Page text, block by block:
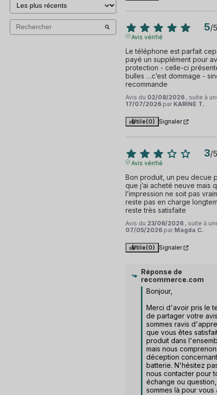
5/5
Avis vérifié
Le téléphone est parfait
payé un supplément pour
protection - celle-ci
bulles …c’est dommage -
recommande
Avis du 02/08/2026 , suite à
17/07/2026 par KARINE T.
Utile(0) Signaler
3/5
Avis vérifié
Bon produit, un peu decue
que j’ai acheté neuve mais
l’impression ne soit pas
reste pas en charge
reste très satisfaite
Avis du 23/06/2026 , suite à
07/05/2026 par Magda C.
Utile(0) Signaler
Réponse de
recommerce.com
Bonjour,
Merci d'avoir pris le
de partager votre
sommes ravis
que vous êtes
produit dans
mais nous
déception
batterie. N'hésitez
nous contacter pour
échange ou
sommes là pour vous